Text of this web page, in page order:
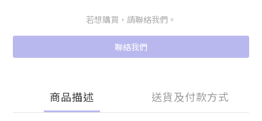
若想購買，請聯絡我們。
聯絡我們
商品描述 送貨及付款方式